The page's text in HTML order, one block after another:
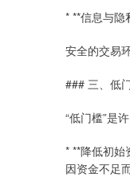
* **信息与隐
安全的交易
### 三、低
“低门槛”是
* **降低初始
因资金不足